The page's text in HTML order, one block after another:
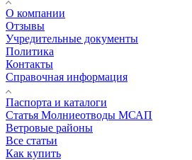
О компании
Отзывы
Учредительные документы
Политика
Контакты
Справочная информация
Паспорта и каталоги
Статья Молниеотводы МСАП
Ветровые районы
Все статьи
Как купить